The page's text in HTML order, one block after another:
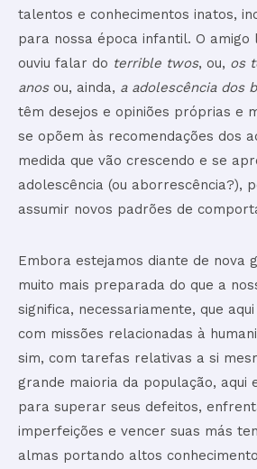
talentos e conhecimentos inatos,
para nossa época infantil. O amigo
ouviu falar do terrible twos, ou, os
anos ou, ainda, a adolescência dos
têm desejos e opiniões próprias e
se opõem às recomendações dos
medida que vão crescendo e se
adolescência (ou aborrescência?),
assumir novos padrões de
Embora estejamos diante de nova
muito mais preparada do que a
significa, necessariamente, que
com missões relacionadas à
sim, com tarefas relativas a si
grande maioria da população, aqui
para superar seus defeitos,
imperfeições e vencer suas más
almas portando altos